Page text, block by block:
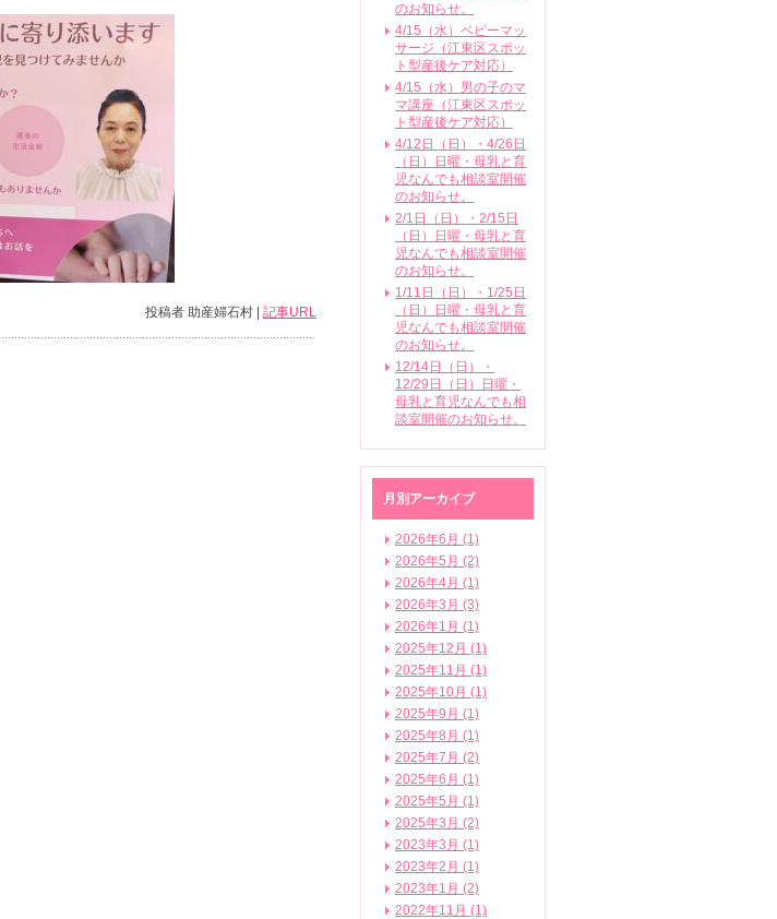
投稿者 助産婦石村 | 記事URL
のお知らせ。
4/15（水）ベビーマッ
サージ（江東区スポッ
ト型産後ケア対応）
4/15（水）男の子のマ
マ講座（江東区スポッ
ト型産後ケア対応）
4/12日（日）・4/26日
（日）日曜・母乳と育
児なんでも相談室開催
のお知らせ。
2/1日（日）・2/15日
（日）日曜・母乳と育
児なんでも相談室開催
のお知らせ。
1/11日（日）・1/25日
（日）日曜・母乳と育
児なんでも相談室開催
のお知らせ。
12/14日（日）・
12/29日（日）日曜・
母乳と育児なんでも相
談室開催のお知らせ。
月別アーカイブ
2026年6月 (1)
2026年5月 (2)
2026年4月 (1)
2026年3月 (3)
2026年1月 (1)
2025年12月 (1)
2025年11月 (1)
2025年10月 (1)
2025年9月 (1)
2025年8月 (1)
2025年7月 (2)
2025年6月 (1)
2025年5月 (1)
2025年3月 (2)
2023年3月 (1)
2023年2月 (1)
2023年1月 (2)
2022年11月 (1)